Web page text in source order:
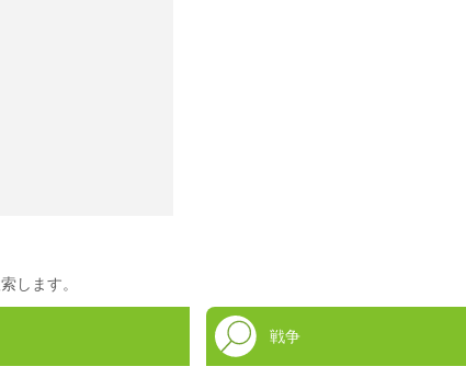
します。
戦争